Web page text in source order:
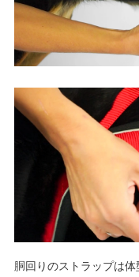
胴回りのストラップは